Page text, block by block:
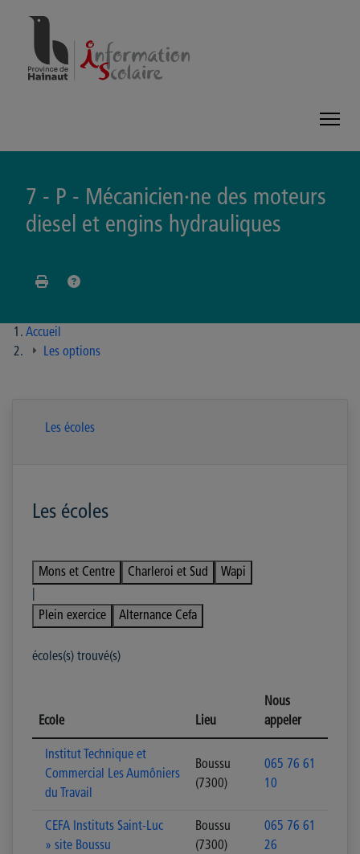
7 - P - Mécanicien·ne des moteurs
diesel et engins hydrauliques
Accueil
Les options
Les écoles
Les écoles
Mons et Centre Charleroi et Sud
Wapi
Plein exercice
Alternance Cefa
écoles(s) trouvé(s)
Ecole Lieu
Nous
appeler
Institut Technique et
Commercial Les Aumôniers
du Travail
Boussu
(7300)
065 76 61
10
CEFA Instituts Saint-Luc
» site Boussu
Boussu
(7300)
065 76 61
26